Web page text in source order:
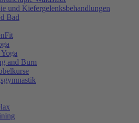
und Kiefergelenksbehandlungen
Bad
and Burn